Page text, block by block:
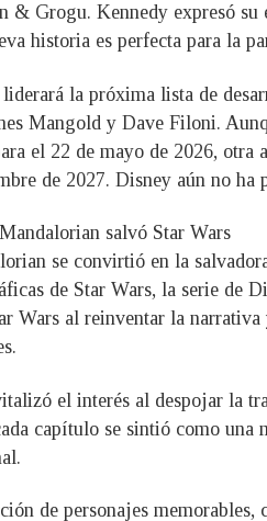
& Grogu. Kennedy expresó su
historia es perfecta para la
la próxima lista de
Mangold y Dave Filoni.
el 22 de mayo de 2026, otra
de 2027. Disney aún no ha
salvó Star Wars
se convirtió en la
de Star Wars, la serie de
Wars al reinventar la
el interés al despojar la
capítulo se sintió como
de personajes